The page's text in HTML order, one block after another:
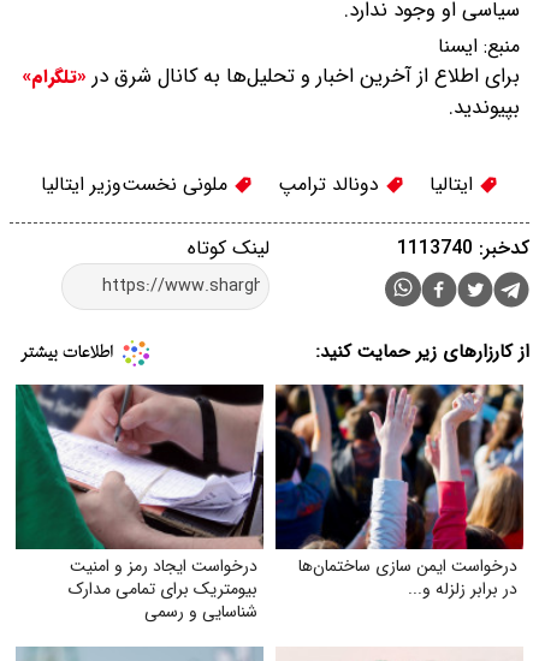
سیاسی او وجود ندارد.
منبع: ایسنا
برای اطلاع از آخرین اخبار و تحلیل‌ها به کانال شرق در «تلگرام»
بپیوندید.
ایتالیا دونالد ترامپ ملونی نخست‌وزیر ایتالیا
لینک کوتاه کدخبر: 1113740
از کارزارهای زیر حمایت کنید:
درخواست ایمن‌ سازی ساختمان‌ها
در برابر زلزله و...
درخواست ایجاد رمز و امنیت
بیومتریک برای تمامی مدارک
شناسایی و رسمی